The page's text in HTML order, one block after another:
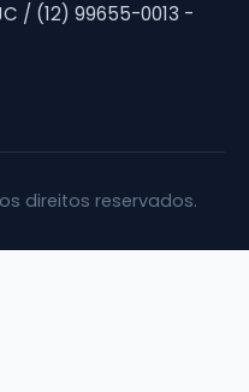
/ (12) 99655-0013 -
direitos reservados.